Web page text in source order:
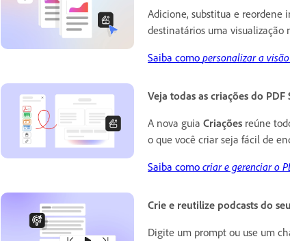
Adicione, substitua e reordene
destinatários uma visualização
Saiba como personalizar a
Veja todas as criações do
A nova guia Criações reúne
o que você criar seja fácil de
Saiba como criar e gerenciar o
Crie e reutilize podcasts do
Digite um prompt ou use um